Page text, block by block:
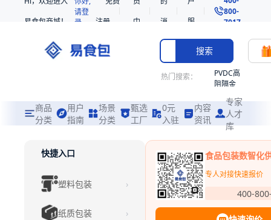
易食包商城！
请登
录
注册
中
消
息
服
务
800-
7017
搜索
热门搜索：
PVDC高
阻隔金
共挤热
收缩袋
非阻隔
共挤热
221360
烤箱袋
商品
分类
用户
指南
场景
分类
甄选
工厂
0元
入驻
内容
资讯
专家
人才
库
快捷入口
塑料包装 ›
纸质包装 ›
食品包装数智化
专人对接快速报价
400-